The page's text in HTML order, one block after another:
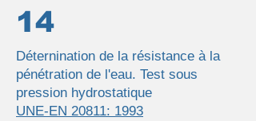
14
Déternination de la résistance à la
pénétration de l'eau. Test sous
pression hydrostatique
UNE-EN 20811: 1993